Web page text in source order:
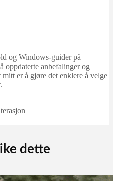
og Windows-guider på
oppdaterte anbefalinger og
er å gjøre det enklere å velge
dette